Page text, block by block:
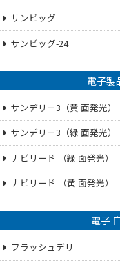
サンビッグ
サンビッグ-24
電子製
サンデリー3（黄 面発光）
サンデリー3（緑 面発光）
ナビリード （緑 面発光）
ナビリード （黄 面発光）
電子
フラッシュデリ